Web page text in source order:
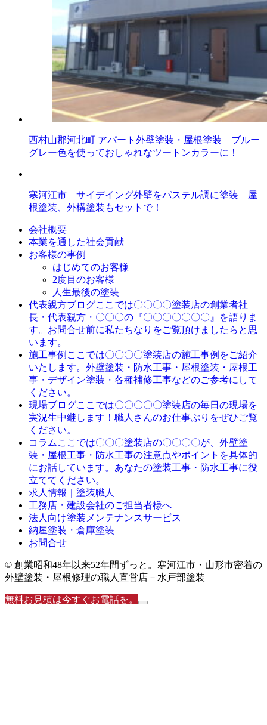
西村山郡河北町 アパート外壁塗装・屋根塗装 ブルー
グレー色を使っておしゃれなツートンカラーに！
寒河江市 サイデイング外壁をパステル調に塗装 屋
根塗装、外構塗装もセットで！
会社概要
本業を通した社会貢献
お客様の事例
はじめてのお客様
2度目のお客様
人生最後の塗装
代表親方ブログここでは〇〇〇〇塗装店の創業者社
長・代表親方・〇〇〇の『〇〇〇〇〇〇〇』を語りま
す。お問合せ前に私たちなりをご覧頂けましたらと思
います。
施工事例 ここでは〇〇〇〇塗装店の施工事例をご紹介
いたします。外壁塗装・防水工事・屋根塗装・屋根工
事・デザイン塗装・各種補修工事などのご参考にして
ください。
現場ブログここでは〇〇〇〇〇塗装店の毎日の現場を
実況生中継します！職人さんのお仕事ぶりをぜひご覧
ください。
コラム ここでは〇〇〇塗装店の〇〇〇〇が、外壁塗
装・屋根工事・防水工事の注意点やポイントを具体的
にお話しています。あなたの塗装工事・防水工事に役
立ててください。
求人情報｜塗装職人
工務店・建設会社のご担当者様へ
法人向け塗装メンテナンスサービス
納屋塗装・倉庫塗装
お問合せ
© 創業昭和48年以来52年間ずっと。寒河江市・山形市密着の
外壁塗装・屋根修理の職人直営店－水戸部塗装
無料お見積は今すぐお電話を。